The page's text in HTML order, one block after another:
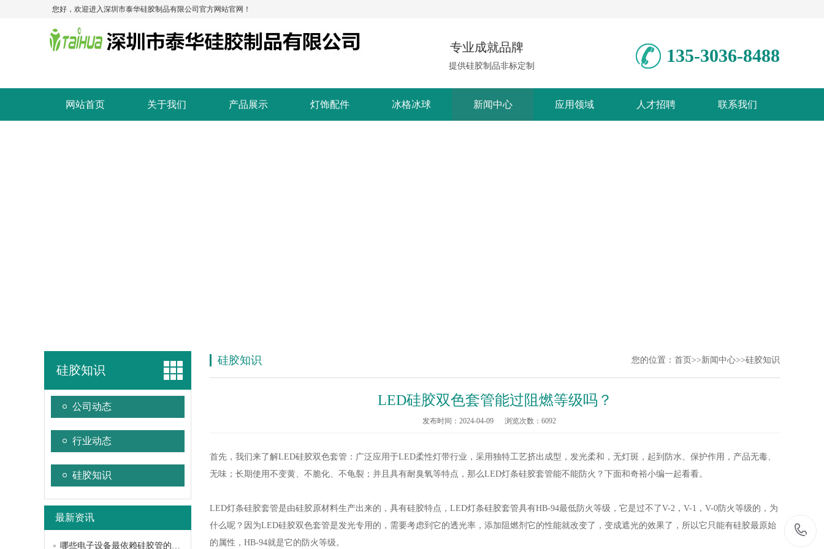
您好，欢迎进入深圳市泰华硅胶制品有限公司官方网站官网！
专业成就品牌
提供硅胶制品非标定制
135-3036-8488
网站首页 关于我们 产品展示 灯饰配件 冰格冰球 新闻中心 应用领域 人才招聘 联系我们
硅胶知识
公司动态
行业动态
硅胶知识
最新资讯
哪些电子设备最依赖硅胶管的特性？
硅胶知识 您的位置： 首页 >>新闻中心>>硅胶知识
LED硅胶双色套管能过阻燃等级吗？
发布时间：2024-04-09 浏览次数： 6092
首先，我们来了解LED硅胶双色套管：广泛应用于LED柔性灯带行业，采用独特工艺挤出成型，发光柔和，无灯斑，起到防水、保护作用，产品无毒、
无味；长期使用不变黄、不脆化、不龟裂；并且具有耐臭氧等特点，那么LED灯条硅胶套管能不能防火？下面和奇裕小编一起看看。
LED灯条硅胶套管是由硅胶原材料生产出来的，具有硅胶特点，LED灯条硅胶套管具有HB-94最低防火等级，它是过不了V-2，V-1，V-0防火等级的，为
什么呢？因为LED硅胶双色套管是发光专用的，需要考虑到它的透光率，添加阻燃剂它的性能就改变了，变成遮光的效果了，所以它只能有硅胶最原始
的属性，HB-94就是它的防火等级。